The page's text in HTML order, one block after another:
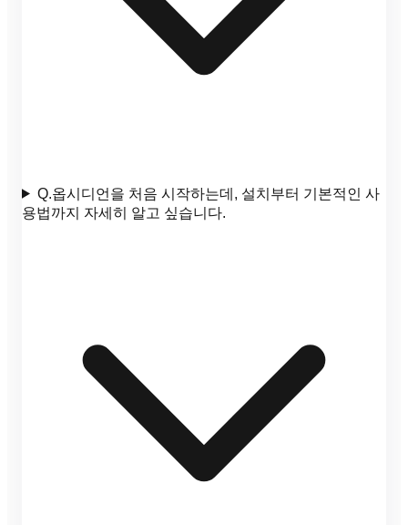
Q.옵시디언을 처음 시작하는데, 설치부터 기본적인 사
용법까지 자세히 알고 싶습니다.